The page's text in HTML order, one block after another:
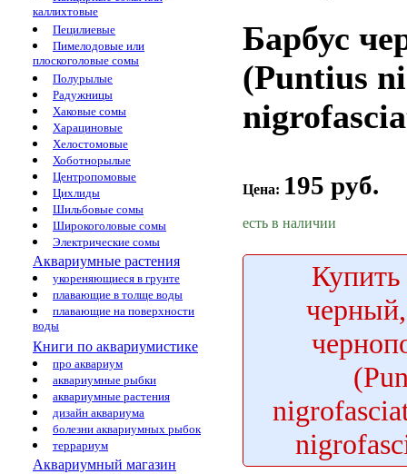
каллихтовые
Пецилиевые
Пимелодовые или
плоскоголовые сомы
Полурылые
Радужницы
Хаковые сомы
Харациновые
Хелостомовые
Хоботнорылые
Центропомовые
Цихлиды
Шильбовые сомы
Широкоголовые сомы
Электрические сомы
Аквариумные растения
укореняющиеся в грунте
плавающие в толще воды
плавающие на поверхности
воды
Книги по аквариумистике
про аквариум
аквариумные рыбки
аквариумные растения
дизайн аквариума
болезни аквариумных рыбок
террариум
Аквариумный магазин
Барбус
(Puntius
Цена: 195 руб.
есть в наличии
Купить